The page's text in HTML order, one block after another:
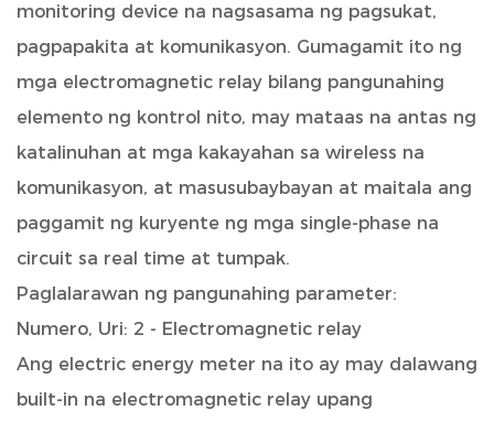
monitoring device na nagsasama ng pagsukat,
pagpapakita at komunikasyon. Gumagamit ito ng
mga electromagnetic relay bilang pangunahing
elemento ng kontrol nito, may mataas na antas ng
katalinuhan at mga kakayahan sa wireless na
komunikasyon, at masusubaybayan at maitala ang
paggamit ng kuryente ng mga single-phase na
circuit sa real time at tumpak.
Paglalarawan ng pangunahing parameter:
Numero, Uri: 2 - Electromagnetic relay
Ang electric energy meter na ito ay may dalawang
built-in na electromagnetic relay upang